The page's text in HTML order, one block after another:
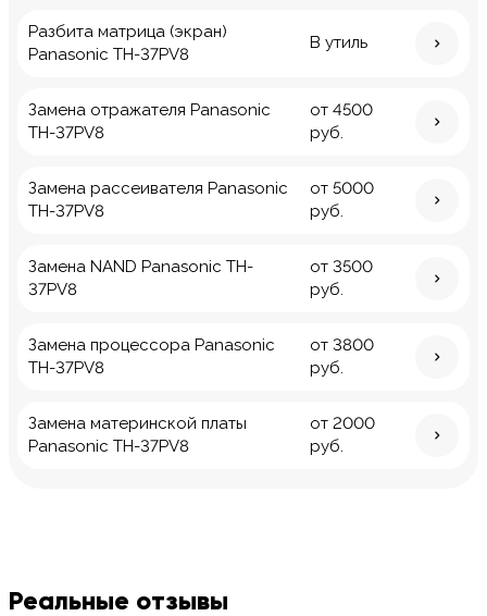
Разбита матрица (экран)
Panasonic TH-37PV8
В утиль
Замена отражателя Panasonic
TH-37PV8
от 4500
руб.
Замена рассеивателя Panasonic
TH-37PV8
от 5000
руб.
Замена NAND Panasonic TH-
37PV8
от 3500
руб.
Замена процессора Panasonic
TH-37PV8
от 3800
руб.
Замена материнской платы
Panasonic TH-37PV8
от 2000
руб.
Реальные отзывы